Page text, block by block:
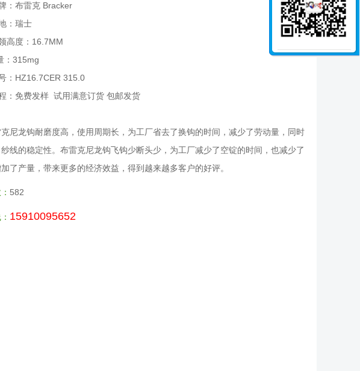
：布雷克 Bracker
：瑞士
高度：16.7MM
：315mg
：HZ16.7CER 315.0
：免费发样 试用满意订货 包邮发货
尼龙钩耐磨度高，使用周期长，为工厂省去了换钩的时间，减少了劳动量，同时
线的稳定性。布雷克尼龙钩飞钩少断头少，为工厂减少了空锭的时间，也减少了
了产量，带来更多的经济效益，得到越来越多客户的好评。
582
15910095652